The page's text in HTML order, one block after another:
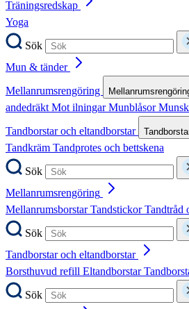
Träningsredskap
Yoga
Sök
Mun & tänder
Mellanrumsrengöring
andedräktMot ilningarMunblåsor
Tandborstar och eltandborstar
Tandkräm Tandprotes och bettskena
Sök
Mellanrumsrengöring
MellanrumsborstarTandstickorTandtråd
Sök
Tandborstar och eltandborstar
Borsthuvud refill Eltandborstar
Sök